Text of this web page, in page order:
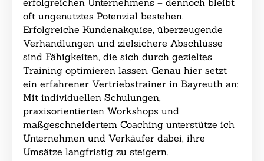
oft ungenutztes Potenzial bestehen.
Erfolgreiche Kundenakquise, überzeugende
Verhandlungen und zielsichere Abschlüsse
sind Fähigkeiten, die sich durch gezieltes
Training optimieren lassen. Genau hier setzt
ein erfahrener Vertriebstrainer in Bayreuth an:
Mit individuellen Schulungen,
praxisorientierten Workshops und
maßgeschneidertem Coaching unterstütze ich
Unternehmen und Verkäufer dabei, ihre
Umsätze langfristig zu steigern.